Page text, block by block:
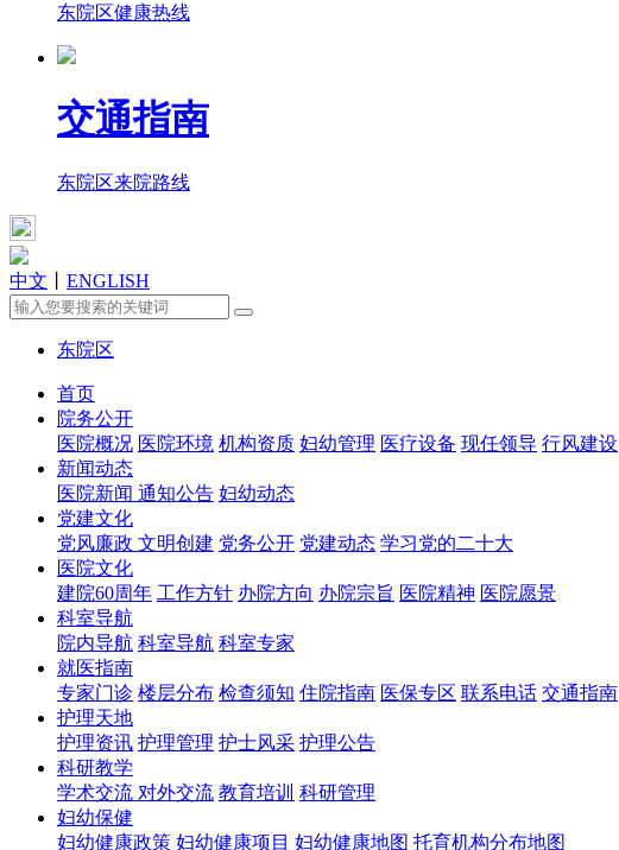
东院区健康热线
交通指南
东院区来院路线
中文 ENGLISH
东院区
首页
院务公开
医院概况 医院环境 机构资质 妇幼管理 医疗设备 现任领导 行风建设
新闻动态
医院新闻 通知公告 妇幼动态
党建文化
党风廉政 文明创建 党务公开 党建动态 学习党的二十大
医院文化
建院60周年 工作方针 办院方向 办院宗旨 医院精神 医院愿景
科室导航
院内导航 科室导航 科室专家
就医指南
专家门诊 楼层分布 检查须知 住院指南 医保专区 联系电话 交通指南
护理天地
护理资讯 护理管理 护士风采 护理公告
科研教学
学术交流 对外交流 教育培训 科研管理
妇幼保健
妇幼健康政策 妇幼健康项目 妇幼健康地图 托育机构分布地图